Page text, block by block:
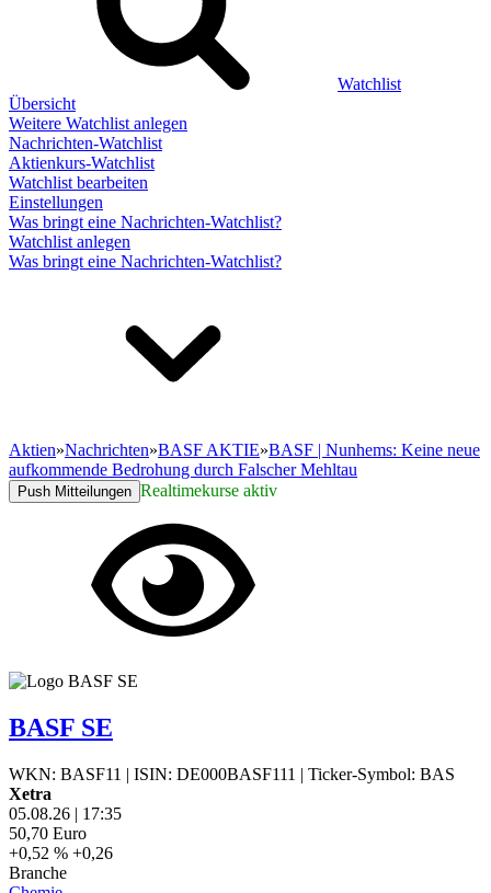
Watchlist
Übersicht
Weitere Watchlist anlegen
Nachrichten-Watchlist
Aktienkurs-Watchlist
Watchlist bearbeiten
Einstellungen
Was bringt eine Nachrichten-Watchlist?
Watchlist anlegen
Was bringt eine Nachrichten-Watchlist?
Aktien»Nachrichten»BASF AKTIE»BASF | Nunhems: Keine neue
aufkommende Bedrohung durch Falscher Mehltau
Push Mitteilungen Realtimekurse aktiv
BASF SE
WKN: BASF11 | ISIN: DE000BASF111 | Ticker-Symbol: BAS
Xetra
05.08.26 | 17:35
50,70 Euro
+0,52 % +0,26
Branche